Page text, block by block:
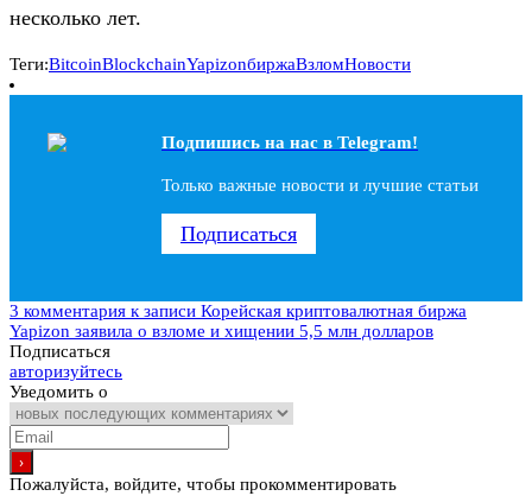
несколько лет.
Теги:BitcoinBlockchainYapizonбиржаВзломНовости
Подпишись на наc в Telegram!
Только важные новости и лучшие статьи
Подписаться
3 комментария к записи Корейская криптовалютная биржа
Yapizon заявила о взломе и хищении 5,5 млн долларов
Подписаться
авторизуйтесь
Уведомить о
Пожалуйста, войдите, чтобы прокомментировать